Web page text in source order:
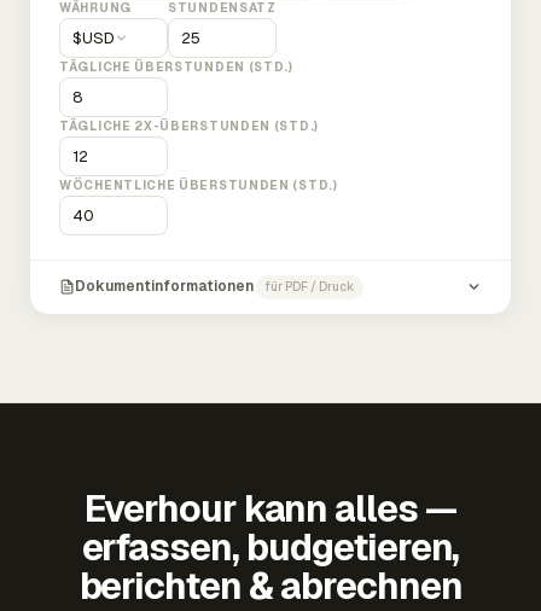
WÄHRUNG
$USD
STUNDENSATZ
TÄGLICHE ÜBERSTUNDEN (STD.)
TÄGLICHE 2X-ÜBERSTUNDEN (STD.)
WÖCHENTLICHE ÜBERSTUNDEN (STD.)
Dokumentinformationen für PDF / Druck
Everhour kann alles —
erfassen, budgetieren,
berichten & abrechnen